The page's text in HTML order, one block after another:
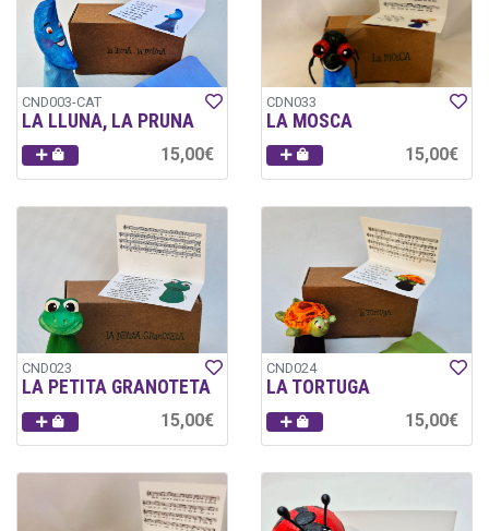
CND003-CAT
LA LLUNA, LA PRUNA
15,00€
CDN033
LA MOSCA
15,00€
CND023
LA PETITA GRANOTETA
15,00€
CND024
LA TORTUGA
15,00€